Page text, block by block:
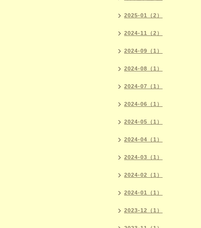
2025-01（2）
2024-11（2）
2024-09（1）
2024-08（1）
2024-07（1）
2024-06（1）
2024-05（1）
2024-04（1）
2024-03（1）
2024-02（1）
2024-01（1）
2023-12（1）